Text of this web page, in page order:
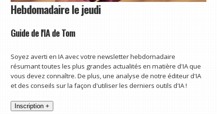
Hebdomadaire le jeudi
Guide de l'IA de Tom
Soyez averti en IA avec votre newsletter hebdomadaire
résumant toutes les plus grandes actualités en matière d'IA que
vous devez connaître. De plus, une analyse de notre éditeur d'IA
et des conseils sur la façon d'utiliser les derniers outils d'IA !
Inscription +